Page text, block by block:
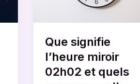
Que signifie
l’heure miroir
02h02 et quels
elle
vous
transmet